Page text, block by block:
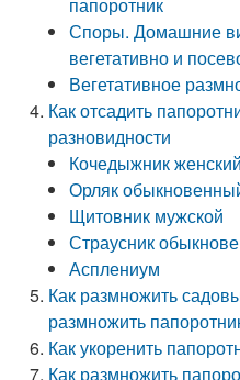
Споры. Домашние
вегетативно и
Вегетативное
Как отсадить
разновидности
Кочедыжник женский
Орляк
Щитовник мужской
Страусник
Асплениум
Как размножить
размножить
Как укоренить
Как размножить